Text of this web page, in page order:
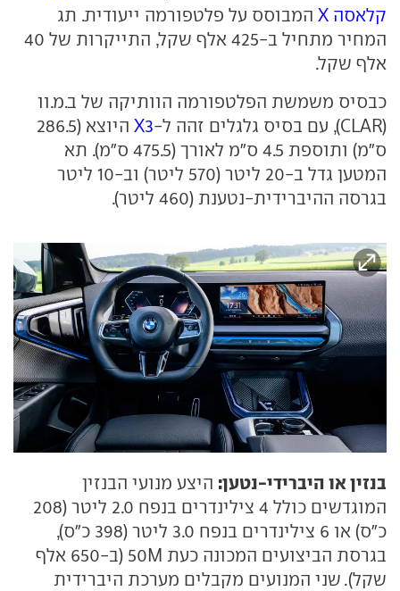
קלאסה X
המבוסס על פלטפורמה ייעודית. תג
המחיר מתחיל ב-425 אלף שקל, התייקרות של 40
אלף שקל.
כבסיס משמשת הפלטפורמה הוותיקה של ב.מ.וו
(CLAR), עם בסיס גלגלים זהה ל-
X3
היוצא (286.5
ס"מ) ותוספת 4.5 ס"מ לאורך (475.5 ס"מ). תא
המטען גדל ב-20 ליטר (570 ליטר) וב-10 ליטר
בגרסה ההיברידית-נטענת (460 ליטר).
בנזין או היברידי-נטען: היצע מנועי הבנזין
המוגדשים כולל 4 צילינדרים בנפח 2.0 ליטר (208
כ"ס) או 6 צילינדרים בנפח 3.0 ליטר (398 כ"ס),
בגרסת הביצועים המכונה כעת 50M (ב-650 אלף
שקל). שני המנועים מקבלים מערכת היברידית